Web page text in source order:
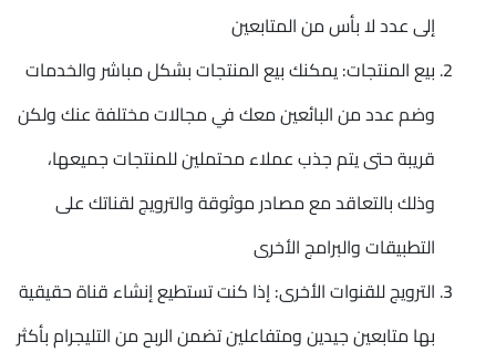
إلى عدد لا بأس من المتابعين
بيع المنتجات: يمكنك بيع المنتجات بشكل مباشر والخدمات
وضم عدد من البائعين معك في مجالات مختلفة عنك ولكن
قريبة حتى يتم جذب عملاء محتملين للمنتجات جميعها،
وذلك بالتعاقد مع مصادر موثوقة والترويج لقناتك على
التطبيقات والبرامج الأخرى
الترويج للقنوات الأخرى: إذا كنت تستطيع إنشاء قناة حقيقية
بها متابعين جيدين ومتفاعلين تضمن الربح من التليجرام بأكثر